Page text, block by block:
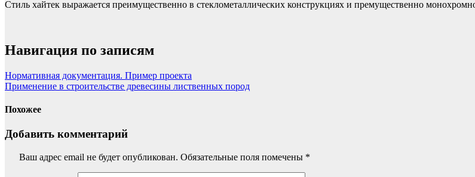
Стиль хайтек выражается преимущественно в стеклометаллических конструкциях и премущественно
Навигация по записям
Нормативная документация. Пример проекта
Применение в строительстве древесины лиственных пород
Похожее
Добавить комментарий
Ваш адрес email не будет опубликован. Обязательные поля помечены *